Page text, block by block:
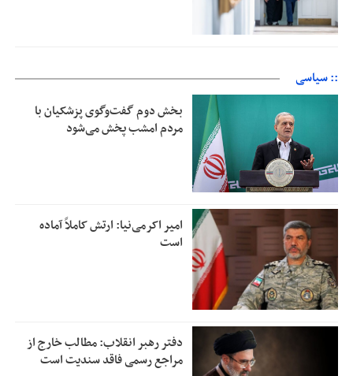
:: سیاسی
بخش دوم گفت‌وگوی پزشکیان با
مردم امشب پخش می‌شود
امیر اکرمی‌نیا: ارتش کاملاً آماده
است
دفتر رهبر انقلاب: مطالب خارج از
مراجع رسمی فاقد سندیت است